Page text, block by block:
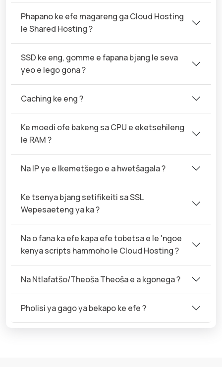
Phapano ke efe magareng ga Cloud Hosting
le Shared Hosting ?
SSD ke eng, gomme e fapana bjang le seva
yeo e lego gona ?
Caching ke eng ?
Ke moedi ofe bakeng sa CPU e eketsehileng
le RAM ?
Na IP ye e Ikemetšego e a hwetšagala ?
Ke tsenya bjang setifikeiti sa SSL
Wepesaeteng ya ka ?
Na o fana ka efe kapa efe tobetsa e le 'ngoe
kenya scripts hammoho le Cloud Hosting ?
Na Ntlafatšo/Theoša Theoša e a kgonega ?
Pholisi ya gago ya bekapo ke efe ?